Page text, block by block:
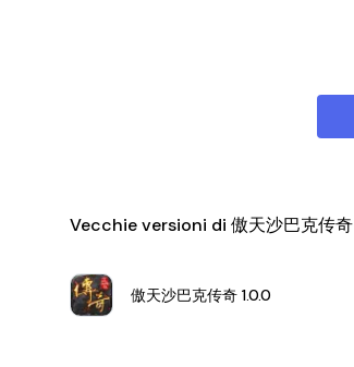
Vecchie versioni di 傲天沙巴克传奇
傲天沙巴克传奇 1.0.0